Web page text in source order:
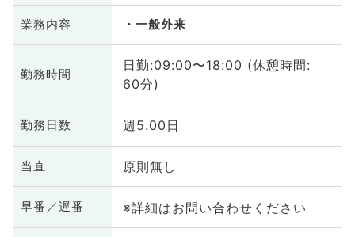
業務内容 一般外来
勤務時間
日勤:09:00〜18:00 (休憩時間:
60分)
勤務日数 週5.00日
当直 原則無し
早番／遅番 ※詳細はお問い合わせください